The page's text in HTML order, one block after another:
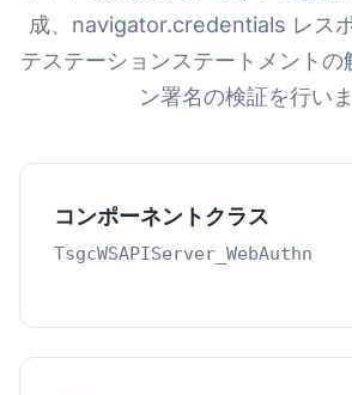
成、navigator.credentials レス
テステーションステートメントの
ン署名の検証を行いま
コンポーネントクラス
TsgcWSAPIServer_WebAuthn